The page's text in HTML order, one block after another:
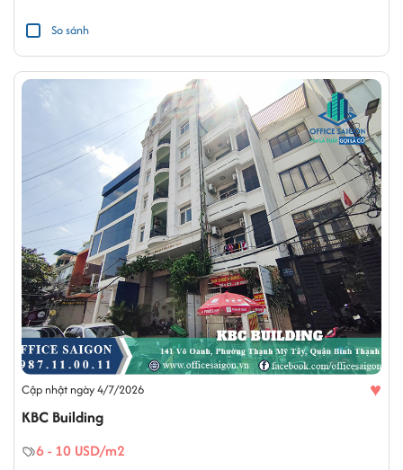
So sánh
Cập nhật ngày 4/7/2026 ♥
KBC Building
6 - 10 USD/m2